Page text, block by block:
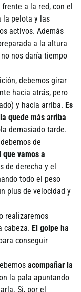
a la red, con el
la pelota y las
activos. Además
a la altura
nos darí­a tiempo
debemos girar
hacia atrás, pero
y hacia arriba. Es
quede más arriba
demasiado tarde.
de
vamos a
de derecha y el
todo el peso
plus de velocidad y
realizaremos
cabeza. El golpe ha
conseguir
acompañar la
la pala apuntando
Si, por el